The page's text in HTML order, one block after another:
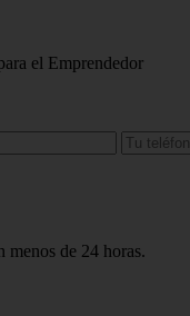
el Emprendedor
menos de 24 horas.